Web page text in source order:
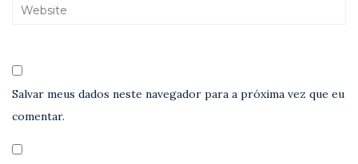
Salvar meus dados neste navegador para a próxima vez que eu
comentar.